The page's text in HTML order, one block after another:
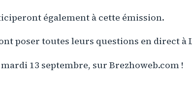
également à cette émission.
poser toutes leurs questions en direct à
mardi 13 septembre, sur Brezhoweb.com !